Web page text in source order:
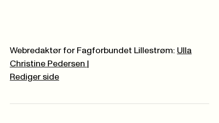
Webredaktør for Fagforbundet Lillestrøm: Ulla
Christine Pedersen
Rediger side